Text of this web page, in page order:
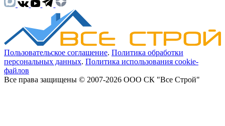
Пользовательское соглашение. Политика обработки
персональных данных. Политика использования cookie-
файлов
Все права защищены © 2007-2026 ООО СК "Все Строй"